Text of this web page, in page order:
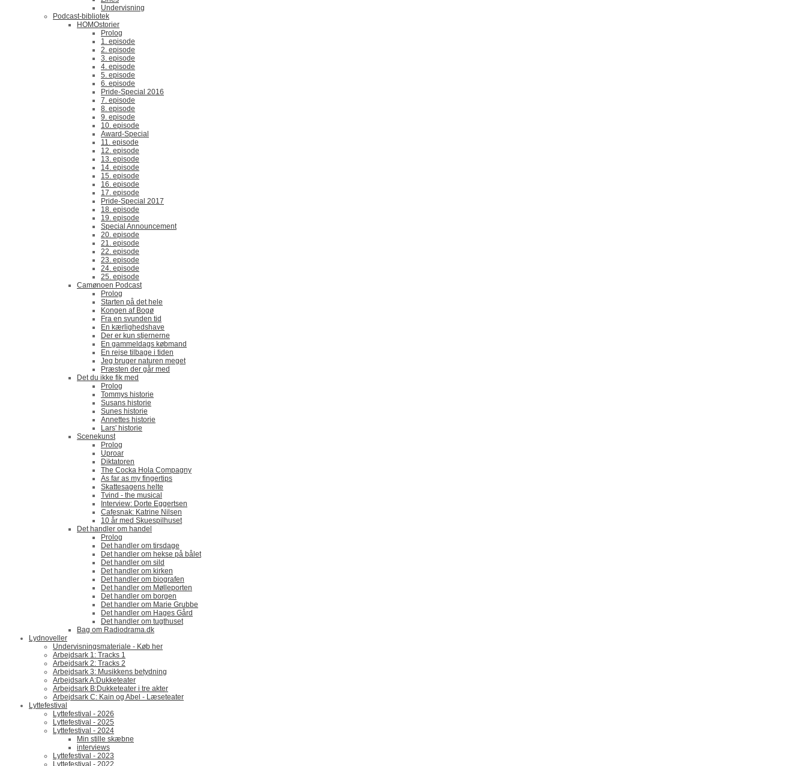
Undervisning
Podcast-bibliotek
HOMOstorier
Prolog
1. episode
2. episode
3. episode
4. episode
5. episode
6. episode
Pride-Special 2016
7. episode
8. episode
9. episode
10. episode
Award-Special
11. episode
12. episode
13. episode
14. episode
15. episode
16. episode
17. episode
Pride-Special 2017
18. episode
19. episode
Special Announcement
20. episode
21. episode
22. episode
23. episode
24. episode
25. episode
Camønoen Podcast
Prolog
Starten på det hele
Kongen af Bogø
Fra en svunden tid
En kærlighedshave
Der er kun stjernerne
En gammeldags købmand
En rejse tilbage i tiden
Jeg bruger naturen meget
Præsten der går med
Det du ikke fik med
Prolog
Tommys historie
Susans historie
Sunes historie
Annettes historie
Lars' historie
Scenekunst
Prolog
Uproar
Diktatoren
The Cocka Hola Compagny
As far as my fingertips
Skattesagens helte
Tvind - the musical
Interview: Dorte Eggertsen
Cafesnak: Katrine Nilsen
10 år med Skuespilhuset
Det handler om handel
Prolog
Det handler om tirsdage
Det handler om hekse på bålet
Det handler om sild
Det handler om kirken
Det handler om biografen
Det handler om Mølleporten
Det handler om borgen
Det handler om Marie Grubbe
Det handler om Hages Gård
Det handler om tugthuset
Bag om Radiodrama.dk
Lydnoveller
Undervisningsmateriale - Køb her
Arbejdsark 1: Tracks 1
Arbejdsark 2: Tracks 2
Arbejdsark 3: Musikkens betydning
Arbejdsark A:Dukketeater
Arbejdsark B:Dukketeater i tre akter
Arbejdsark C: Kain og Abel - Læseteater
Lyttefestival
Lyttefestival - 2026
Lyttefestival - 2025
Lyttefestival - 2024
Min stille skæbne
interviews
Lyttefestival - 2023
Lyttefestival - 2022